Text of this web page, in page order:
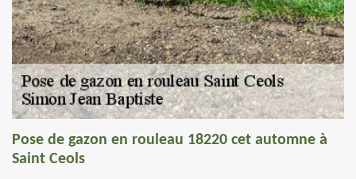
Pose de gazon en rouleau 18220 cet automne à
Saint Ceols